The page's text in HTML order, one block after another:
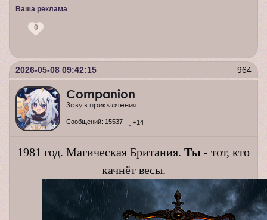
Ваша реклама
0
964
2026-05-08 09:42:15
Companion
Зову в приключения
Сообщений: 15537 +14
1981 год. Магическая Британия. Ты - тот, кто
качнёт весы.